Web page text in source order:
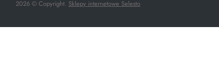
2026 © Copyright. Sklepy internetowe Selesto